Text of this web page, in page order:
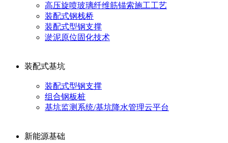
高压旋喷玻璃纤维筋锚索施工工艺
装配式钢栈桥
装配式型钢支撑
淤泥原位固化技术
装配式基坑
装配式型钢支撑
组合钢板桩
基坑监测系统/基坑降水管理云平台
新能源基础